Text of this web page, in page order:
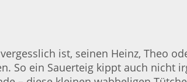
ist, seinen Heinz, Theo
So ein Sauerteig kippt auch nicht